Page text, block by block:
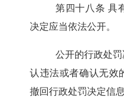
第四十八条 具
决定应当依法公开。
公开的行政处
认违法或者确认无效
撤回行政处罚决定信